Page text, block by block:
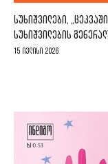
ᲡᲣᲮᲘᲨᲕᲘᲚᲔᲑᲘ,
ᲡᲣᲮᲘᲨᲕᲘᲚᲔᲑᲘᲡ
15 ივლისი 2026